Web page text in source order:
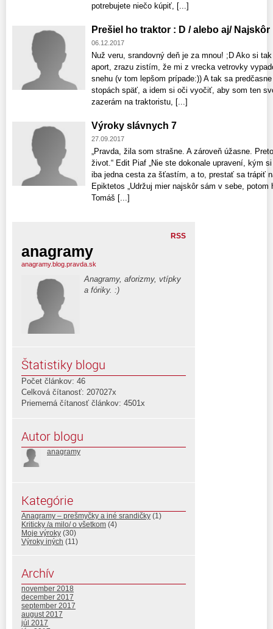
potrebujete niečo kúpiť, [...]
Prešiel ho traktor : D / alebo aj/
06.12.2017
Nuž veru, srandovný deň je za mnou! ;D Ako si
aport, zrazu zistím, že mi z vrecka vetrovky
snehu (v tom lepšom prípade:)) A tak sa
stopách späť, a idem si oči vyočiť, aby som ten
zazerám na traktoristu, [...]
Výroky slávnych 7
27.09.2017
„Pravda, žila som strašne. A zároveň úžasne.
život.“ Edit Piaf „Nie ste dokonale upravení, kým
iba jedna cesta za šťastím, a to, prestať sa trápiť
Epiktetos „Udržuj mier najskôr sám v sebe,
Tomáš [...]
RSS
anagramy
anagramy.blog.pravda.sk
Anagramy, aforizmy, vtípky
a fóriky. :)
Štatistiky blogu
Počet článkov: 46
Celková čítanosť: 207027x
Priemerná čítanosť článkov: 4501x
Autor blogu
anagramy
Kategórie
Anagramy – prešmyčky a iné srandičky (1)
Kriticky /a milo/ o všetkom (4)
Moje výroky (30)
Výroky iných (11)
Archív
november 2018
december 2017
september 2017
august 2017
júl 2017